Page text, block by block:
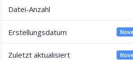
Datei-Anzahl
Erstellungsdatum
Zuletzt aktualisiert